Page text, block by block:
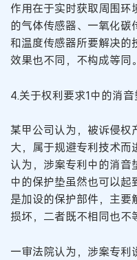
作用在于实时获取周围环
的气体传感器、一氧化碳
和温度传感器所要解决的
效果也不同，不构成等同。
4.关于权利要求1中的消音
某甲公司认为，被诉侵权
大，属于规避专利技术而
认为，涉案专利中的消音
中的保护垫虽然也可以
是加设的保护部件，主要
损坏，二者既不相同也不
一审法院认为，涉案专